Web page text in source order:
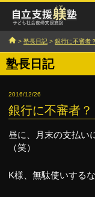
> 塾長日記 > 銀行に不審者
塾長日記
2016/12/26
銀行に不審者？
昼に、月末の支払い
（笑）
K様、無駄使いするな